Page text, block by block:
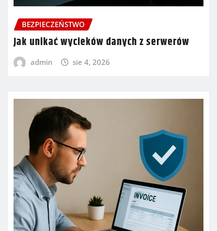
BEZPIECZEŃSTWO
Jak unikać wycieków danych z serwerów
admin sie 4, 2026